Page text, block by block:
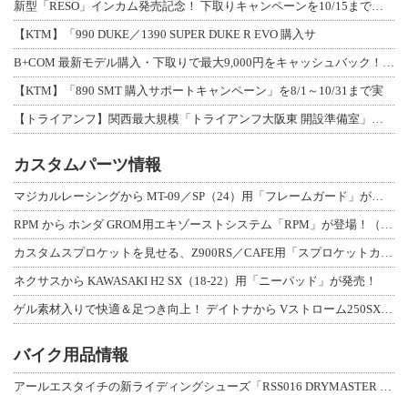
新型「RESO」インカム発売記念！ 下取りキャンペーンを10/15まで延長して開
【KTM】「990 DUKE／1390 SUPER DUKE R EVO 購入サ
B+COM 最新モデル購入・下取りで最大9,000円をキャッシュバック！「B+F
【KTM】「890 SMT 購入サポートキャンペーン」を8/1～10/31まで実
【トライアンフ】関西最大規模「トライアンフ大阪東 開設準備室」がオープン！ 限定
カスタムパーツ情報
マジカルレーシングから MT-09／SP（24）用「フレームガード」が登場！
RPM から ホンダ GROM用エキゾーストシステム「RPM」が登場！（動画あり
カスタムスプロケットを見せる、Z900RS／CAFE用「スプロケットカバーフルキ
ネクサスから KAWASAKI H2 SX（18-22）用「ニーパッド」が発売！
ゲル素材入りで快適＆足つき向上！ デイトナから Vストローム250SX用「快適ロ
バイク用品情報
アールエスタイチの新ライディングシューズ「RSS016 DRYMASTER スト